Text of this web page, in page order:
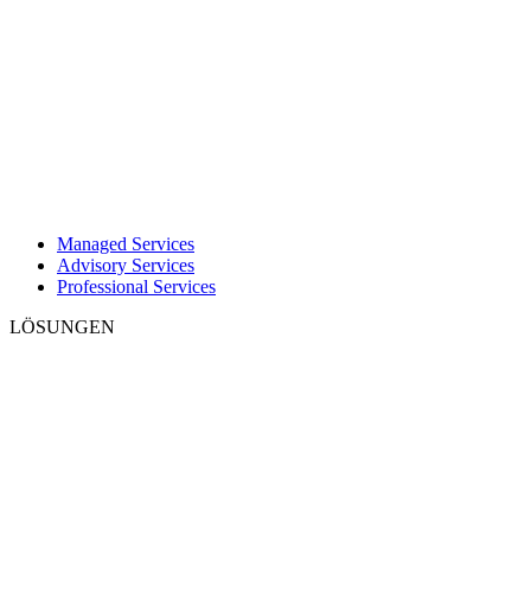
Managed Services
Advisory Services
Professional Services
LÖSUNGEN